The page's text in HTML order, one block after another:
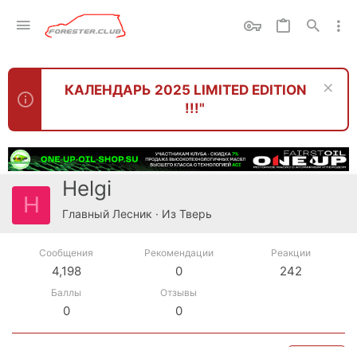
КАЛЕНДАРЬ 2025 LIMITED EDITION
!!!"
H
Helgi
Главный Лесник · Из Тверь
Сообщения
4,198
Рекомендации
0
Реакции
242
Баллы
0
Отзывы
0